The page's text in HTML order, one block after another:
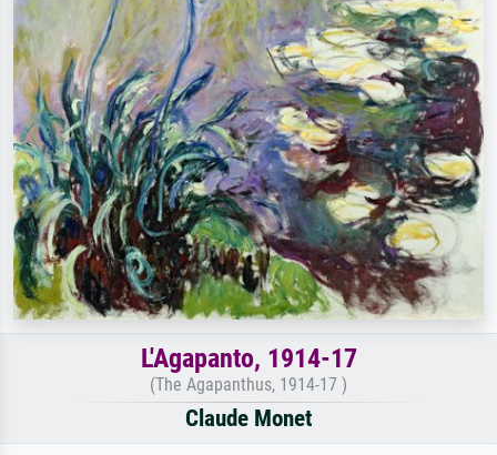
L'Agapanto, 1914-17
(The Agapanthus, 1914-17 )
Claude Monet